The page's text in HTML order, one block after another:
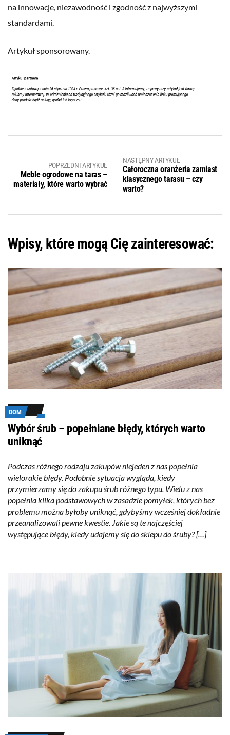
na innowacje, niezawodność i zgodność z najwyższymi
standardami.
Artykuł sponsorowany.
POPRZEDNI ARTYKUŁ
Meble ogrodowe na taras –
materiały, które warto wybrać
NASTĘPNY ARTYKUŁ
Całoroczna oranżeria zamiast
klasycznego tarasu – czy
warto?
Wpisy, które mogą Cię zainteresować:
DOM
Wybór śrub – popełniane błędy, których warto
uniknąć
Podczas różnego rodzaju zakupów niejeden z nas popełnia
wielorakie błędy. Podobnie sytuacja wygląda, kiedy
przymierzamy się do zakupu śrub różnego typu. Wielu z nas
popełnia kilka podstawowych w zasadzie pomyłek, których bez
problemu można byłoby uniknąć, gdybyśmy wcześniej dokładnie
przeanalizowali pewne kwestie. Jakie są te najczęściej
występujące błędy, kiedy udajemy się do sklepu do śruby? […]